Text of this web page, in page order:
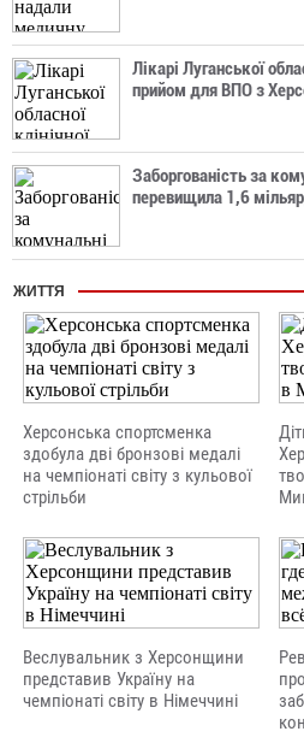
Лікарі Луганської
прийом для ВПО з
Заборгованість за
перевищила 1,6
ЖИТТЯ
Херсонська спортсменка
здобула дві бронзові медалі
на чемпіонаті світу з кульової
стрільби
Веслувальник з Херсонщини
представив Україну на
чемпіонаті світу в Німеччині